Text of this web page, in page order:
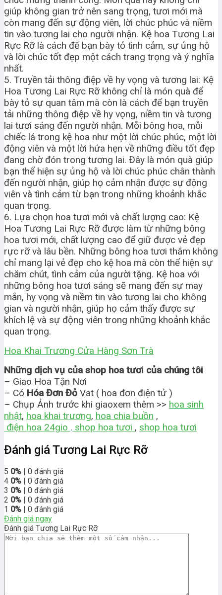
giúp không gian trở nên sang trọng, tươi mới mà
còn mang đến sự động viên, lời chúc phúc và niềm
tin vào tương lai cho người nhận. Kệ hoa Tương Lai
Rực Rỡ là cách để bạn bày tỏ tình cảm, sự ủng hộ
và lời chúc tốt đẹp một cách trang trọng và ý nghĩa
nhất.
5. Truyền tải thông điệp về hy vọng và tương lai: Kệ
Hoa Tương Lai Rực Rỡ không chỉ là món quà để
bày tỏ sự quan tâm mà còn là cách để bạn truyền
tải những thông điệp về hy vọng, niềm tin và tương
lai tươi sáng đến người nhận. Mỗi bông hoa, mỗi
chiếc lá trong kệ hoa như một lời chúc phúc, một lời
động viên và một lời hứa hẹn về những điều tốt đẹp
đang chờ đón trong tương lai. Đây là món quà giúp
bạn thể hiện sự ủng hộ và lời chúc phúc chân thành
đến người nhận, giúp họ cảm nhận được sự động
viên và tình cảm từ bạn trong những khoảnh khắc
quan trọng.
6. Lựa chọn hoa tươi mới và chất lượng cao: Kệ
Hoa Tương Lai Rực Rỡ được làm từ những bông
hoa tươi mới, chất lượng cao để giữ được vẻ đẹp
rực rỡ và lâu bền. Những bông hoa tươi thắm không
chỉ mang lại vẻ đẹp cho kệ hoa mà còn thể hiện sự
chăm chút, tình cảm của người tặng. Kệ hoa với
những bông hoa tươi sáng sẽ mang đến sự may
mắn, hy vọng và niềm tin vào tương lai cho không
gian và người nhận, giúp họ cảm thấy được sự
khích lệ và sự động viên trong những khoảnh khắc
quan trọng.
Hoa Khai Trương Cửa Hàng Sơn Trà
Những dịch vụ của shop hoa tươi của chúng tôi
– Giao Hoa Tận Nơi
– Có Hóa Đơn Đỏ Vat ( hoa đơn điện tử )
– Chụp Ảnh trước khi giaoxem thêm >> hoa sinh
nhật, hoa khai trương, hoa chia buồn ,
điện hoa 24gio . shop hoa tươi , shop hoa tươi
Đánh giá Tương Lai Rực Rỡ
5 0% | 0 đánh giá
4 0% | 0 đánh giá
3 0% | 0 đánh giá
2 0% | 0 đánh giá
1 0% | 0 đánh giá
Đánh giá ngay
Đánh giá Tương Lai Rực Rỡ